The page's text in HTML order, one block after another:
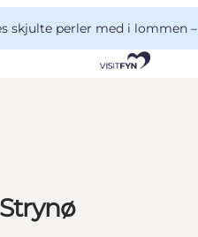
skjulte perler med i lommen –